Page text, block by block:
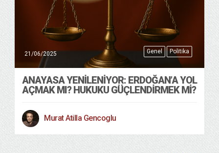
Genel Politika
21/06/2025
ANAYASA YENILENIYOR: ERDOĞAN’A YOL
AÇMAK MI? HUKUKU GÜÇLENDIRMEK MI?
Murat Atilla Gencoglu